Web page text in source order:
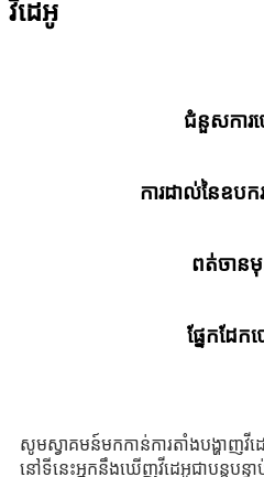
វីដេអូ
ជំនួសការប
ការដាល់នៃឧបក
ពត់ចាន
ផ្នែកដែក
សូមស្វាគមន៍មកកាន់ការតាំងបង្ហាញវី
នៅទីនេះអ្នកនឹងឃើញវីដេអូជាបន្តបន្ទ